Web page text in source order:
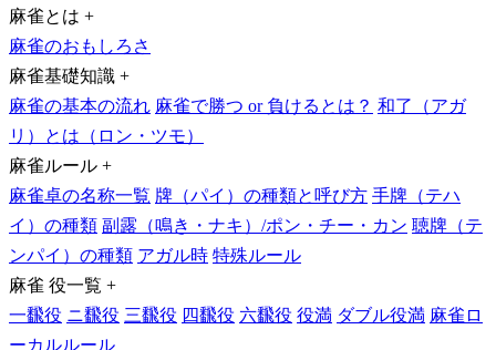
麻雀とは +
麻雀のおもしろさ
麻雀基礎知識 +
麻雀の基本の流れ 麻雀で勝つ or 負けるとは？ 和了（アガ
リ）とは（ロン・ツモ）
麻雀ルール +
麻雀卓の名称一覧 牌（パイ）の種類と呼び方 手牌（テハ
イ）の種類 副露（鳴き・ナキ）/ポン・チー・カン 聴牌（テ
ンパイ）の種類 アガル時 特殊ルール
麻雀 役一覧 +
一飜役 ニ飜役 三飜役 四飜役 六飜役 役満 ダブル役満 麻雀ロ
ーカルルール